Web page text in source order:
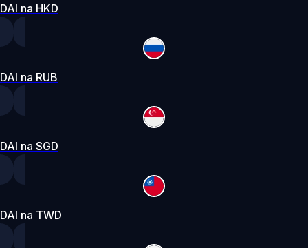
DAI na HKD
DAI na RUB
DAI na SGD
DAI na TWD